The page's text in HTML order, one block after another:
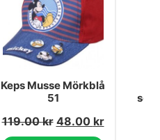
Keps Musse Mörkblå
51
119.00kr 48.00 kr